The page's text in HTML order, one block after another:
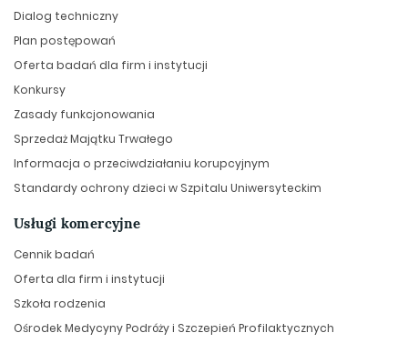
Dialog techniczny
Plan postępowań
Oferta badań dla firm i instytucji
Konkursy
Zasady funkcjonowania
Sprzedaż Majątku Trwałego
Informacja o przeciwdziałaniu korupcyjnym
Standardy ochrony dzieci w Szpitalu Uniwersyteckim
Usługi komercyjne
Cennik badań
Oferta dla firm i instytucji
Szkoła rodzenia
Ośrodek Medycyny Podróży i Szczepień Profilaktycznych